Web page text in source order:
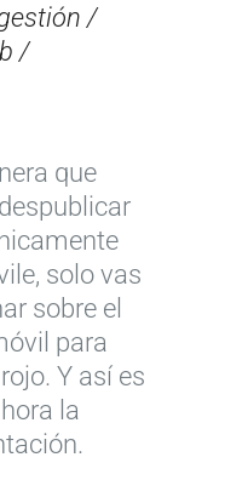
/
/
que
solo vas
sobre el
para
Y así es
la